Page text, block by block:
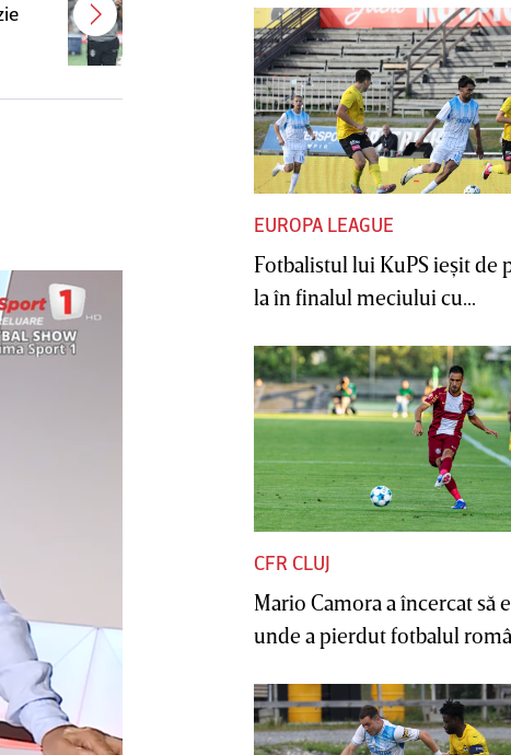
demis! Încă un nume mare de la
CFR Cluj ar putea fi OUT
EUROPA LEAGUE
Fotbalistul lui KuPS ieşit de
la în finalul meciului cu...
CFR CLUJ
Mario Camora a încercat să
unde a pierdut fotbalul